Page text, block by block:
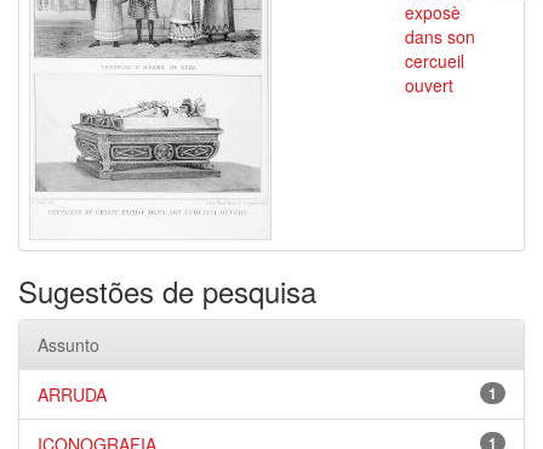
exposè
dans son
cercueil
ouvert
Sugestões de pesquisa
Assunto
1
ARRUDA
1
ICONOGRAFIA